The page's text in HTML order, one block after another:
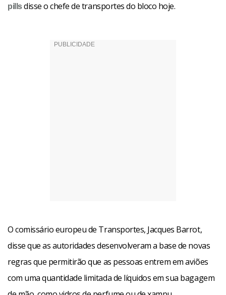
pillsdisse o chefe de transportes do bloco hoje.
O comissário europeu de Transportes, Jacques Barrot,
disse que as autoridades desenvolveram a base de novas
regras que permitirão que as pessoas entrem em aviões
com uma quantidade limitada de líquidos em sua bagagem